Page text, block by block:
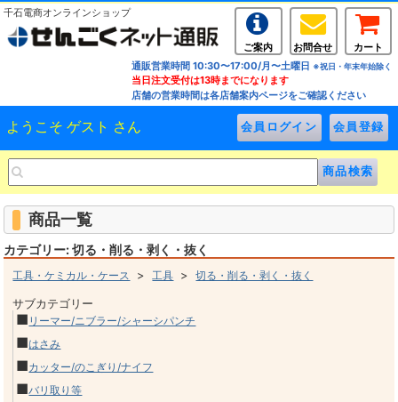
千石電商オンラインショップ
ご案内 お問合せ
カート
通販営業時間 10:30〜17:00/月〜土曜日 ※祝日・年末年始除く
当日注文受付は13時までになります
店舗の営業時間は各店舗案内ページをご確認ください
ようこそ ゲスト さん
商品一覧
カテゴリー: 切る・削る・剥く・抜く
工具・ケミカル・ケース > 工具 >切る・削る・剥く・抜く
サブカテゴリー
■ リーマー/ニブラー/シャーシパンチ
■はさみ
■カッター/のこぎり/ナイフ
■バリ取り等